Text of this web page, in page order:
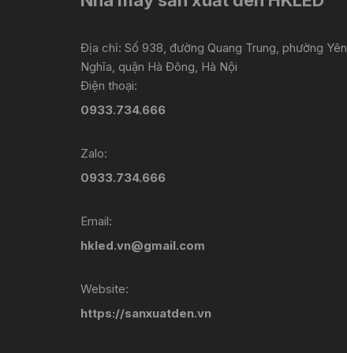
Địa chỉ: Số 938, đường Quang Trung, phường Yên
Nghĩa, quận Hà Đông, Hà Nội
Điện thoại:
0933.734.666
Zalo:
0933.734.666
Email:
hkled.vn@gmail.com
Website:
https://sanxuatden.vn